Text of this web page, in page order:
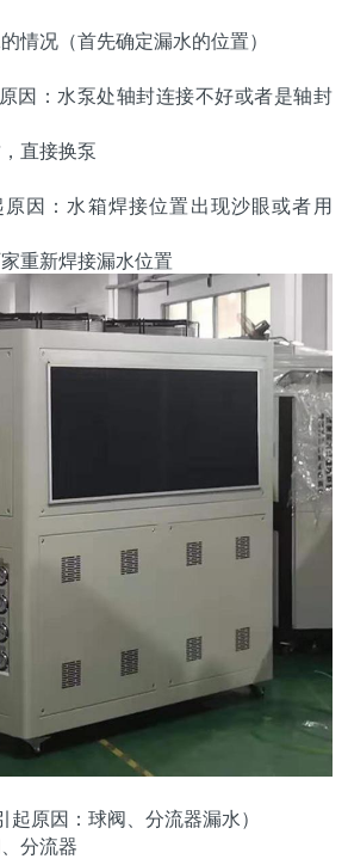
情况（首先确定漏水的位置）
因： 水泵处轴封连接不好或者是轴封
直接换泵
因：水箱焊接位置出现沙眼或者用
重新焊接漏水位置
原因：球阀、分流器漏水）
分流器